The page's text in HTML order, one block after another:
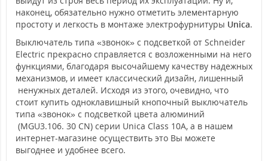
наконец, обязательно нужно отметить элементарную
простоту и легкость в монтаже электрофурнитуры Unica.
Выключатель типа «звонок» с подсветкой от Schneider
Electric прекрасно справляется с возложенными на него
функциями, благодаря высочайшему качеству надежных
механизмов, и имеет классический дизайн, лишенный
ненужных деталей. Исходя из этого, очевидно, что
стоит купить одноклавишный кнопочный выключатель
типа «звонок» с подсветкой цвета алюминий
(MGU3.106. 30 CN) серии Unica Class 10А, а в нашем
интернет-магазине осуществить это Вы можете
выгоднее и удобнее всего.